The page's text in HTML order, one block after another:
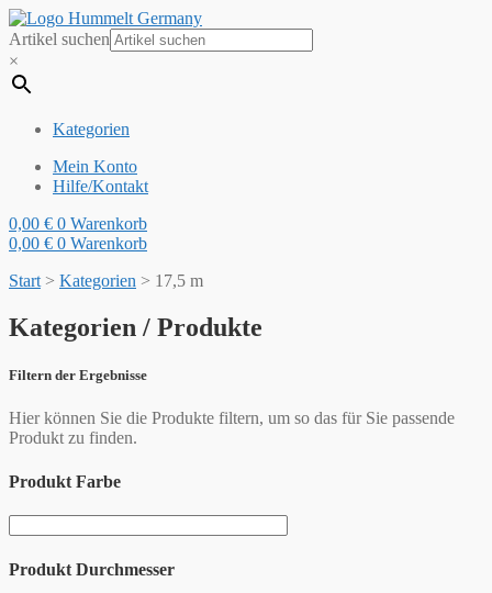
Artikel suchen
×
Kategorien
Mein Konto
Hilfe/Kontakt
0,00 € 0 Warenkorb
0,00 € 0 Warenkorb
Start > Kategorien > 17,5 m
Kategorien / Produkte
Filtern der Ergebnisse
Hier können Sie die Produkte filtern, um so das für Sie passende
Produkt zu finden.
Produkt Farbe
Produkt Durchmesser